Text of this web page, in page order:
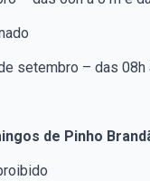
setembro – das 08h
de Pinho